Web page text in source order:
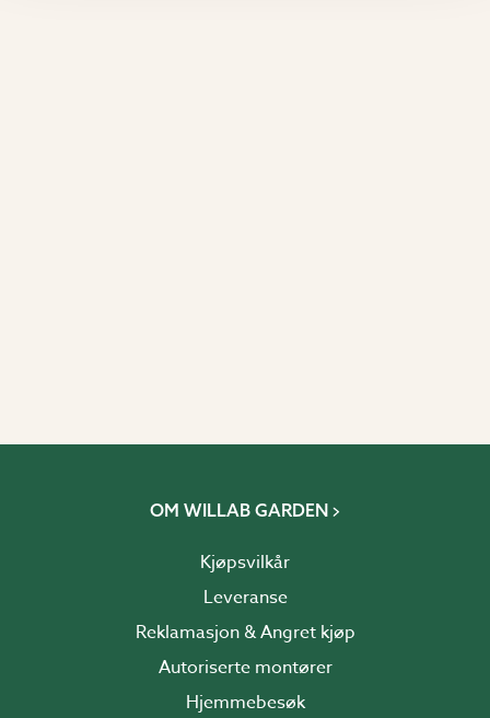
OM WILLAB GARDEN
Kjøpsvilkår
Leveranse
Reklamasjon & Angret kjøp
Autoriserte montører
Hjemmebesøk